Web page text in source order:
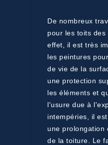
De nombreux
pour les toits des
effet, il est très
les peintures
de vie de la
une protection
les éléments et
l'usure due à
intempéries, il
une prolongation
de la toiture. Le